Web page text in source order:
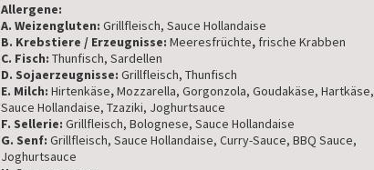
Allergene:
A. Weizengluten: Grillfleisch, Sauce Hollandaise
B. Krebstiere / Erzeugnisse: Meeresfrüchte,frische Krabben
C. Fisch: Thunfisch, Sardellen
D. Sojaerzeugnisse: Grillfleisch, Thunfisch
E. Milch: Hirtenkäse,Mozzarella, Gorgonzola, Goudakäse, Hartkäse,
Sauce Hollandaise, Tzaziki, Joghurtsauce
F. Sellerie: Grillfleisch, Bolognese, Sauce Hollandaise
G. Senf: Grillfleisch, Sauce Hollandaise, Curry-Sauce, BBQ Sauce,
Joghurtsauce